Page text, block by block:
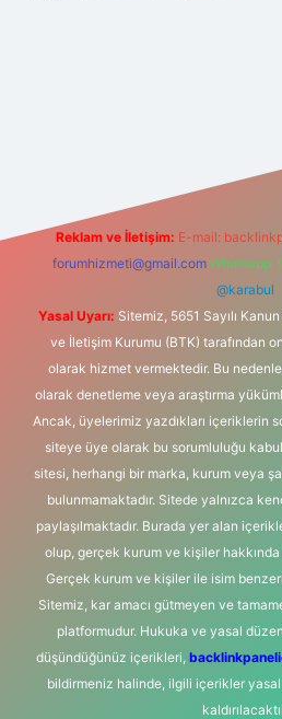
Reklam ve İletişim: E-mail:
forumhizmeti@gmail.com Whatsapp:
@karabul
Yasal Uyarı: Sitemiz, 5651 Sayılı
ve İletişim Kurumu (BTK) tarafından
olarak hizmet vermektedir. Bu
olarak denetleme veya araştırma
Ancak, üyelerimiz yazdıkları içeriklerin
siteye üye olarak bu sorumluluğu
sitesi, herhangi bir marka, kurum veya
bulunmamaktadır. Sitede yalnızca
paylaşılmaktadır. Burada yer alan
olup, gerçek kurum ve kişiler hakkında
Gerçek kurum ve kişiler ile isim
Sitemiz, kar amacı gütmeyen ve
platformudur. Hukuka ve yasal
düşündüğünüz içerikleri,
bildirmeniz halinde, ilgili içerikler